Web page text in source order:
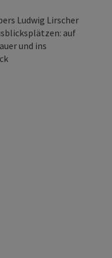
Ludwig Lirscher
auf
und ins